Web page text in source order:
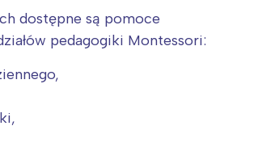
dostępne są pomoce
pedagogiki Montessori: